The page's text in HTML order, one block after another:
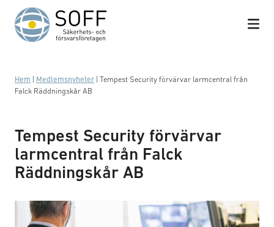
Hoppa till innehåll
Hem Medlemsnyheter Tempest Security förvärvar larmcentral från
Falck Räddningskår AB
Tempest Security förvärvar
larmcentral från Falck
Räddningskår AB